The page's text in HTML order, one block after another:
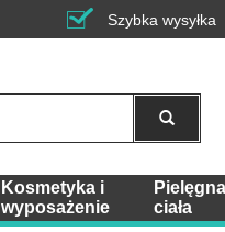
Szybka wysyłka
Kosmetyka i
wyposażenie
ciała